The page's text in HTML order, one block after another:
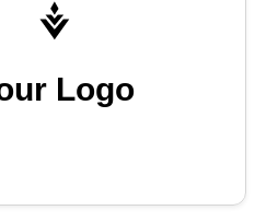
Logo